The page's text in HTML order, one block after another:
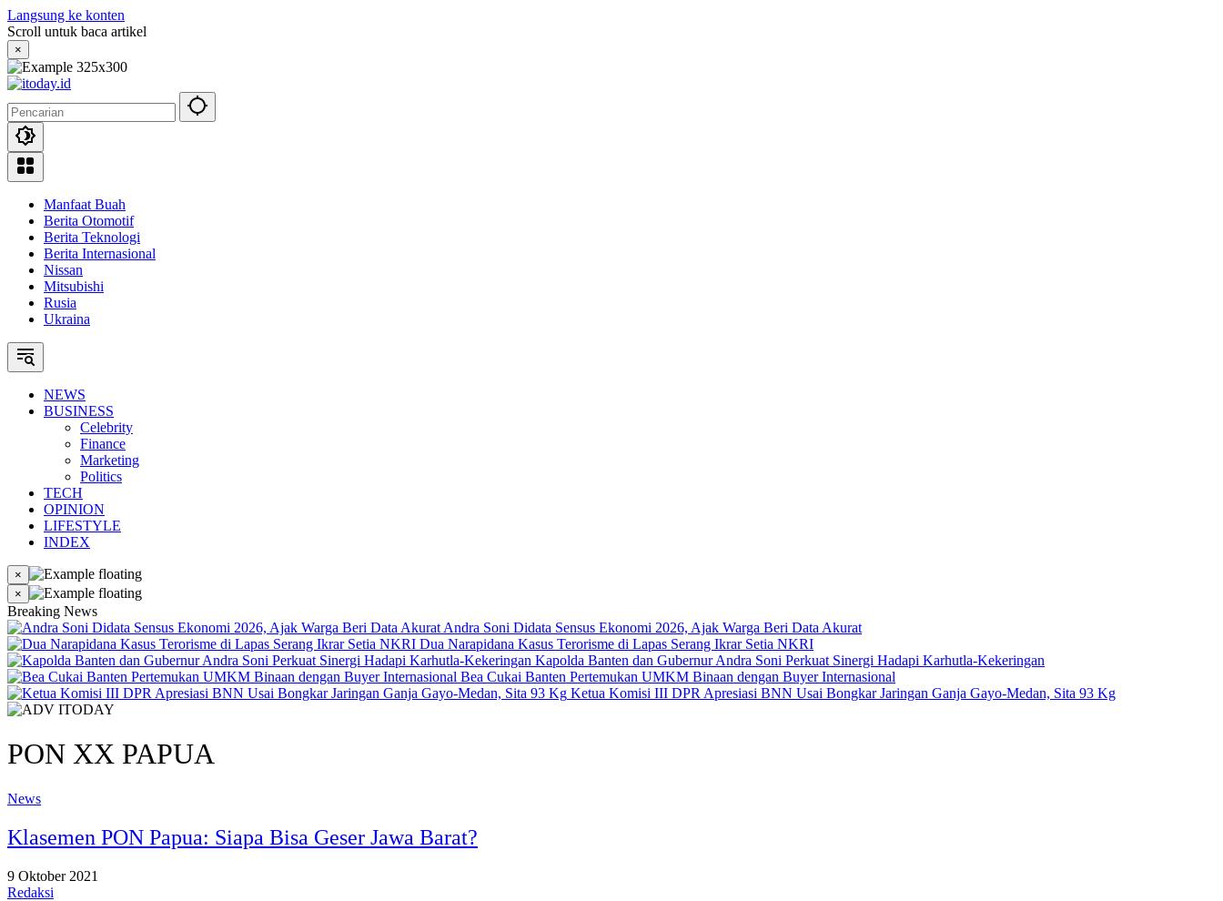
Langsung ke konten
Scroll untuk baca artikel
×
Manfaat Buah
Berita Otomotif
Berita Teknologi
Berita Internasional
Nissan
Mitsubishi
Rusia
Ukraina
NEWS
BUSINESS
Celebrity
Finance
Marketing
Politics
TECH
OPINION
LIFESTYLE
INDEX
×
×
Breaking News
Andra Soni Didata Sensus Ekonomi 2026, Ajak Warga Beri Data Akurat
Dua Narapidana Kasus Terorisme di Lapas Serang Ikrar Setia NKRI
Kapolda Banten dan Gubernur Andra Soni Perkuat Sinergi Hadapi Karhutla-Kekeringan
Bea Cukai Banten Pertemukan UMKM Binaan dengan Buyer Internasional
Ketua Komisi III DPR Apresiasi BNN Usai Bongkar Jaringan Ganja Gayo-Medan, Sita 93 Kg
PON XX PAPUA
News
Klasemen PON Papua: Siapa Bisa Geser Jawa Barat?
9 Oktober 2021
Redaksi